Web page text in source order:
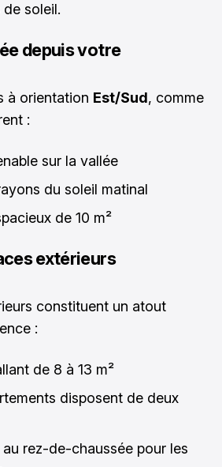
soleil.
depuis votre
à orientation Est/Sud, comme
:
sur la vallée
du soleil matinal
de 10 m²
extérieurs
constituent un atout
:
de 8 à 13 m²
disposent de deux
rez-de-chaussée pour les